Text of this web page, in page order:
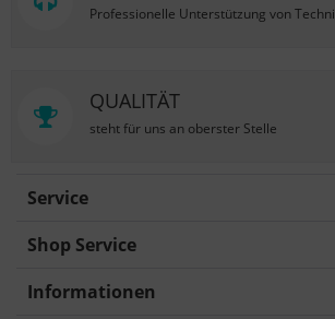
Professionelle Unterstützung von
QUALITÄT
steht für uns an oberster Stelle
Service
Shop Service
Informationen